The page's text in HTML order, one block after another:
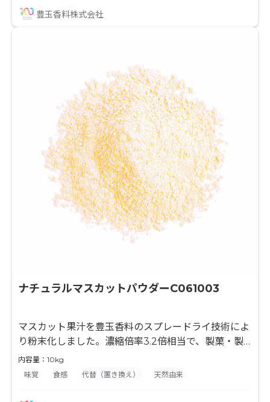
用途でご使用頂けます。 水分との相性が良くない製品
に対して、果汁入りを謳う事ができます。
豊玉香料株式会社
ナチュラルマスカットパウダーC061003
マスカット果汁を豊玉香料のスプレードライ技術によ
り粉末化しました。濃縮倍率3.2倍相当で、製菓・製
パン・粉末飲料等の風味付けに最適な原料です。果汁
とデキストリンのみを使用して粉末化していますの
様々な用途でご使用頂けます。 水分との相性が良くな
内容量：10kg
味覚
食感 代替（置き換え） 天然由来